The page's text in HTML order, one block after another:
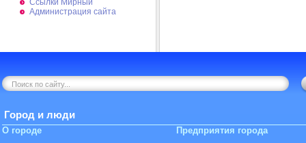
Ссылки Мирный
Администрация сайта
Город и люди
О городе Предприятия города